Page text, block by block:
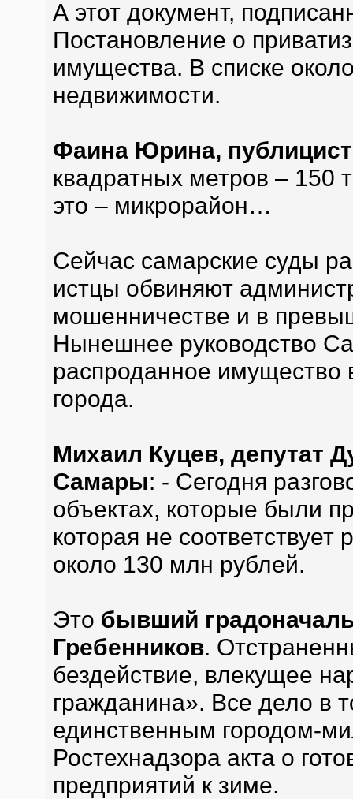
А этот документ,
Постановление о
имущества. В списке
недвижимости.
Фаина Юрина, публицист
квадратных метров – 150
это – микрорайон…
Сейчас самарские суды
истцы обвиняют
мошенничестве и в
Нынешнее руководство
распроданное имущество
города.
Михаил Куцев, депутат
Самары: - Сегодня
объектах, которые были
которая не
около 130 млн рублей.
Это бывший
Гребенников.
бездействие, влекущее
гражданина». Все дело в
единственным городом-
Ростехнадзора акта о
предприятий к зиме.